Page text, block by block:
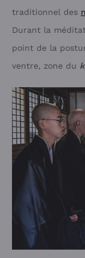
traditionnel des
Durant la
point de la
ventre, zone du